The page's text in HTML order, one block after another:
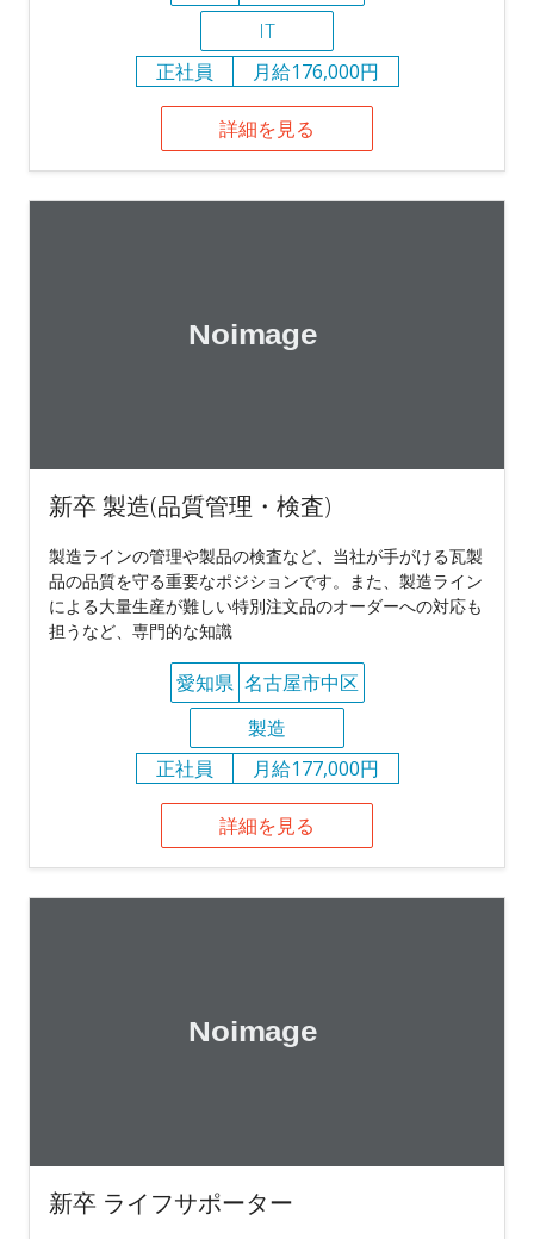
IT
正社員
月給176,000円
詳細を見る
新卒 製造(品質管理・検査)
製造ラインの管理や製品の検査など、当社が手がける瓦製
品の品質を守る重要なポジションです。また、製造ライン
による大量生産が難しい特別注文品のオーダーへの対応も
担うなど、専門的な知識
愛知県 名古屋市中区
製造
正社員
月給177,000円
詳細を見る
新卒 ライフサポーター